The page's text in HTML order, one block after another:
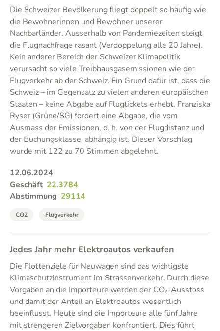
Die Schweizer Bevölkerung fliegt doppelt so häufig wie
die Bewohnerinnen und Bewohner unserer
Nachbarländer. Ausserhalb von Pandemiezeiten steigt
die Flugnachfrage rasant (Verdoppelung alle 20 Jahre).
Kein anderer Bereich der Schweizer Klimapolitik
verursacht so viele Treibhausgasemissionen wie der
Flugverkehr ab der Schweiz. Ein Grund dafür ist, dass die
Schweiz – im Gegensatz zu vielen anderen europäischen
Staaten – keine Abgabe auf Flugtickets erhebt. Franziska
Ryser (Grüne/SG) fordert eine Abgabe, die vom
Ausmass der Emissionen, d. h. von der Flugdistanz und
der Buchungsklasse, abhängig ist. Dieser Vorschlag
wurde mit 122 zu 70 Stimmen abgelehnt.
12.06.2024
Geschäft 22.3784
Abstimmung 29114
CO2 Flugverkehr
Jedes Jahr mehr Elektroautos verkaufen
Die Flottenziele für Neuwagen sind das wichtigste
Klimaschutzinstrument im Strassenverkehr. Durch diese
Vorgaben an die Importeure werden der CO₂-Ausstoss
und damit der Anteil an Elektroautos wesentlich
beeinflusst. Heute sind die Importeure alle fünf Jahre
mit strengeren Zielvorgaben konfrontiert. Dies führt